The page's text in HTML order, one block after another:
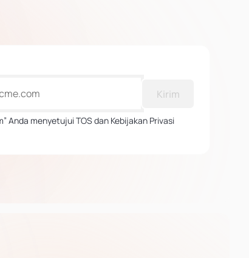
Kirim
Anda menyetujui TOS dan Kebijakan Privasi